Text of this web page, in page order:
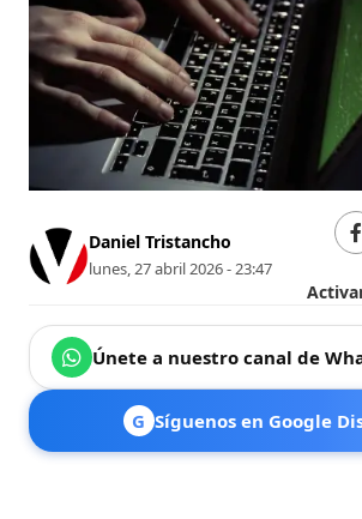
Daniel Tristancho
lunes, 27 abril 2026 - 23:47
Únete a nuestro canal de
G Síguenos en Google